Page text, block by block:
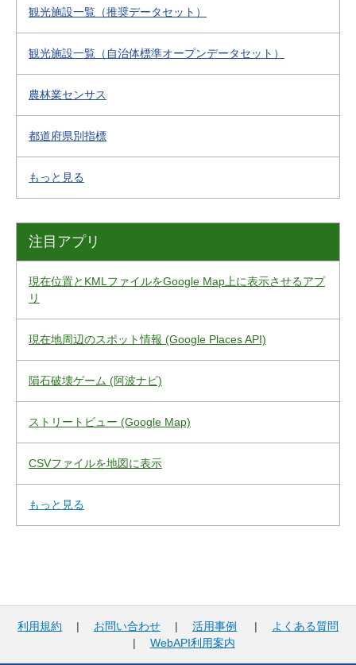
観光施設一覧（推奨データセット）
観光施設一覧（自治体標準オープンデータセット）
農林業センサス
都道府県別指標
もっと見る
注目アプリ
現在位置とKMLファイルをGoogle Map上に表示させるアプ
リ
現在地周辺のスポット情報 (Google Places API)
隕石破壊ゲーム (阿波ナビ)
ストリートビュー (Google Map)
CSVファイルを地図に表示
もっと見る
利用規約 | お問い合わせ | 活用事例 |
よくある質問
| WebAPI利用案内